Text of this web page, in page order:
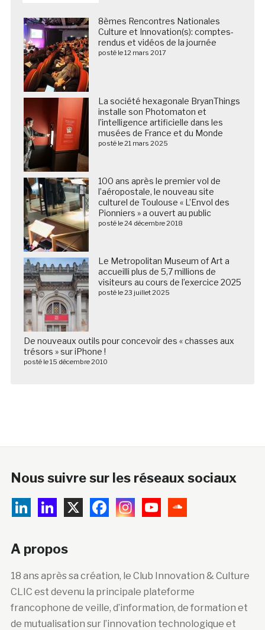
8èmes Rencontres Nationales
Culture et Innovation(s): comptes-
rendus et vidéos de la journée
posté le 12 mars 2017
La société hexagonale BryanThings
installe son Photomaton et
l’intelligence artificielle dans les
musées de France et du Monde
posté le 21 mars 2025
100 ans après le premier vol de
l’aéropostale, le nouveau site
culturel de Toulouse « L’Envol des
Pionniers » a ouvert au public
posté le 24 décembre 2018
Le Metropolitan Museum of Art a
accueilli plus de 5,7 millions de
visiteurs au cours de l’exercice 2025
posté le 23 juillet 2025
De nouveaux outils pour concevoir des « chasses aux
trésors » sur iPhone !
posté le 15 décembre 2010
Nous suivre sur les réseaux sociaux
A propos
18 ans après sa création, le Club Innovation & Culture
CLIC est devenu la principale plateforme
francophone de veille, d’information, de formation et
de mutualisation sur l’innovation technologique et